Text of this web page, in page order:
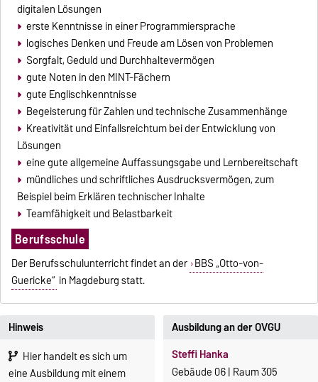
digitalen Lösungen
erste Kenntnisse in einer Programmiersprache
logisches Denken und Freude am Lösen von Problemen
Sorgfalt, Geduld und Durchhaltevermögen
gute Noten in den MINT-Fächern
gute Englischkenntnisse
Begeisterung für Zahlen und technische Zusammenhänge
Kreativität und Einfallsreichtum bei der Entwicklung von
Lösungen
eine gute allgemeine Auffassungsgabe und Lernbereitschaft
mündliches und schriftliches Ausdrucksvermögen, zum
Beispiel beim Erklären technischer Inhalte
Teamfähigkeit und Belastbarkeit
Berufsschule
Der Berufsschulunterricht findet an der BBS „Otto-von-
Guericke“ in Magdeburg statt.
Ausbildung an der OVGU
Steffi Hanka
Gebäude 06 | Raum 305
Hinweis
Hier handelt es sich um
eine Ausbildung mit einem